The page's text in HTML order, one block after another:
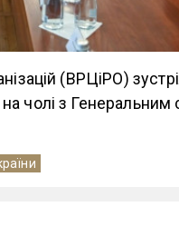
(ВРЦіРО)
чолі з Генеральним